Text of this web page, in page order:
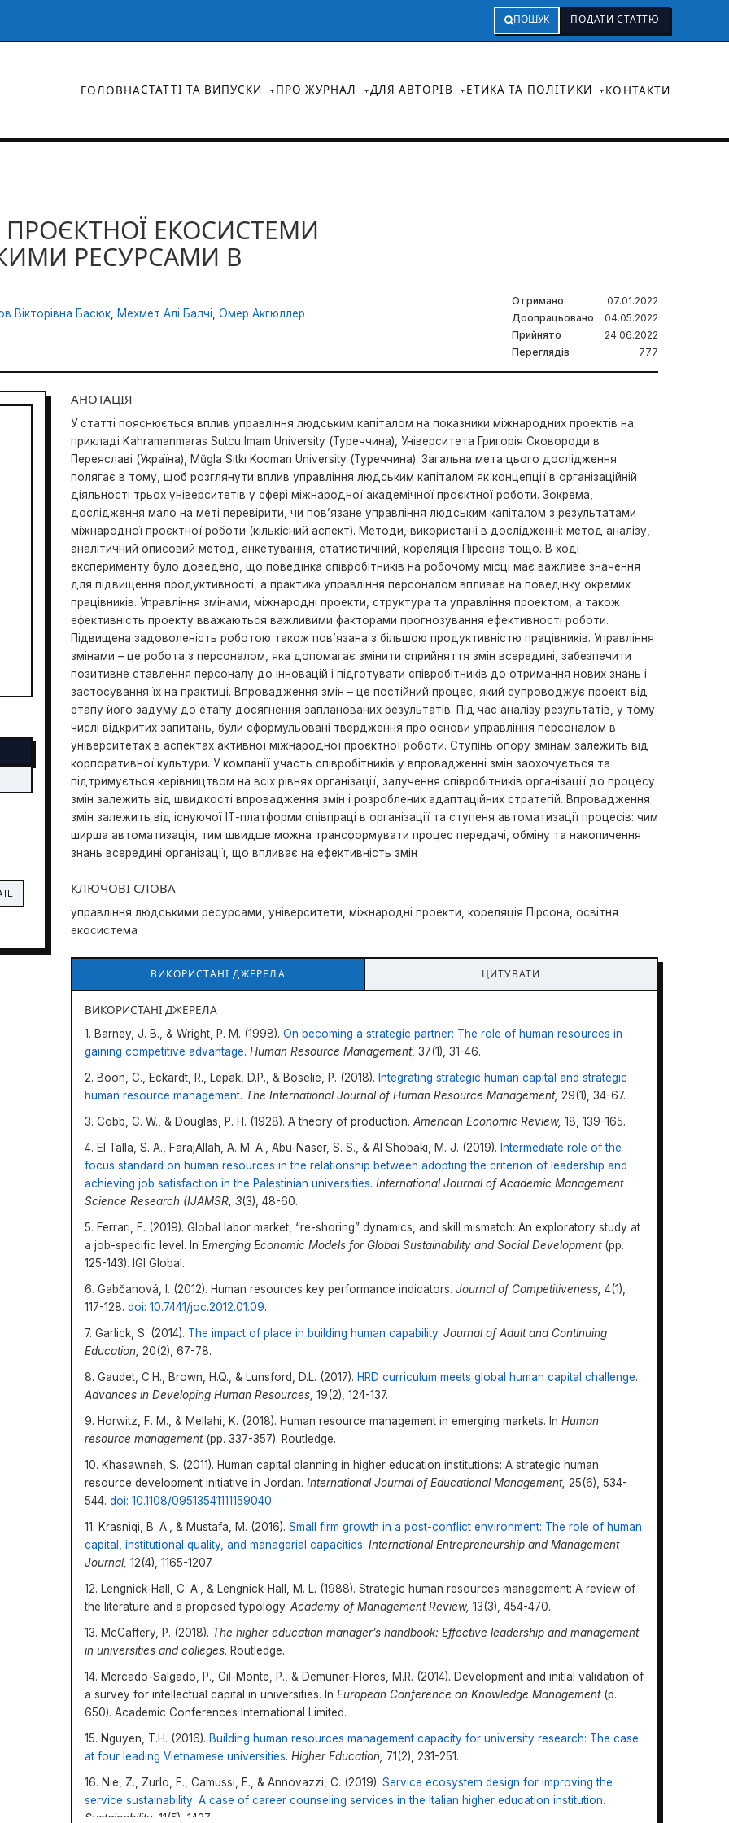
ПОШУК ПОДАТИ СТАТТЮ
ГОЛОВНАСТАТТІ ТА ВИПУСКИ ПРО ЖУРНАЛ ДЛЯ АВТОРІВ ЕТИКА ТА ПОЛІТИКИ КОНТАКТИ
ЕКОСИСТЕМИ
РЕСУРСАМИ В
Вікторівна Басюк Мехмет Алі Балчі Омер Акгюллер
Отримано
07.01.2022
Доопрацьовано
04.05.2022
Прийнято
24.06.2022
Переглядів
777
АНОТАЦІЯ
У статті пояснюється вплив управління людським капіталом на показники міжнародних проектів на
прикладі Kahramanmaras Sutcu Imam University (Туреччина), Університета Григорія Сковороди в
Переяславі (Україна), Mŭgla Sıtkı Kocman University (Туреччина). Загальна мета цього дослідження
полягає в тому, щоб розглянути вплив управління людським капіталом як концепції в організаційній
діяльності трьох університетів у сфері міжнародної академічної проєктної роботи. Зокрема,
дослідження мало на меті перевірити, чи пов’язане управління людським капіталом з результатами
міжнародної проєктної роботи (кількісний аспект). Методи, використані в дослідженні: метод аналізу,
аналітичний описовий метод, анкетування, статистичний, кореляція Пірсона тощо. В ході
експерименту було доведено, що поведінка співробітників на робочому місці має важливе значення
для підвищення продуктивності, а практика управління персоналом впливає на поведінку окремих
працівників. Управління змінами, міжнародні проекти, структура та управління проектом, а також
ефективність проекту вважаються важливими факторами прогнозування ефективності роботи.
Підвищена задоволеність роботою також пов’язана з більшою продуктивністю працівників. Управління
змінами – це робота з персоналом, яка допомагає змінити сприйняття змін всередині, забезпечити
позитивне ставлення персоналу до інновацій і підготувати співробітників до отримання нових знань і
застосування їх на практиці. Впровадження змін – це постійний процес, який супроводжує проект від
етапу його задуму до етапу досягнення запланованих результатів. Під час аналізу результатів, у тому
числі відкритих запитань, були сформульовані твердження про основи управління персоналом в
університетах в аспектах активної міжнародної проєктної роботи. Ступінь опору змінам залежить від
корпоративної культури. У компанії участь співробітників у впровадженні змін заохочується та
підтримується керівництвом на всіх рівнях організації, залучення співробітників організації до процесу
змін залежить від швидкості впровадження змін і розроблених адаптаційних стратегій. Впровадження
змін залежить від існуючої ІТ-платформи співпраці в організації та ступеня автоматизації процесів: чим
ширша автоматизація, тим швидше можна трансформувати процес передачі, обміну та накопичення
знань всередині організації, що впливає на ефективність змін
КЛЮЧОВІ СЛОВА
управління людськими ресурсами, університети, міжнародні проекти, кореляція Пірсона, освітня
екосистема
ВИКОРИСТАНІ ДЖЕРЕЛА ЦИТУВАТИ
ВИКОРИСТАНІ ДЖЕРЕЛА
1. Barney, J. B., & Wright, P. M. (1998). On becoming a strategic partner: The role of human resources in
gaining competitive advantage. Human Resource Management, 37(1), 31-46.
2. Boon, C., Eckardt, R., Lepak, D.P., & Boselie, P. (2018). Integrating strategic human capital and strategic
human resource management. The International Journal of Human Resource Management, 29(1), 34-67.
3. Cobb, C. W., & Douglas, P. H. (1928). A theory of production. American Economic Review, 18, 139-165.
4. El Talla, S. A., FarajAllah, A. M. A., Abu-Naser, S. S., & Al Shobaki, M. J. (2019). Intermediate role of the
focus standard on human resources in the relationship between adopting the criterion of leadership and
achieving job satisfaction in the Palestinian universities. International Journal of Academic Management
Science Research (IJAMSR, 3(3), 48-60.
5. Ferrari, F. (2019). Global labor market, “re-shoring” dynamics, and skill mismatch: An exploratory study at
a job-specific level. In Emerging Economic Models for Global Sustainability and Social Development(pp.
125-143). IGI Global.
6. Gabčanová, I. (2012). Human resources key performance indicators. Journal of Competitiveness 4(1),
117-128. doi: 10.7441/joc.2012.01.09.
7. Garlick, S. (2014). The impact of place in building human capability. Journal of Adult and Continuing
Education, 20(2), 67-78.
8. Gaudet, C.H., Brown, H.Q., & Lunsford, D.L. (2017). HRD curriculum meets global human capital challenge.
Advances in Developing Human Resources, 19(2), 124-137.
9. Horwitz, F. M., & Mellahi, K. (2018). Human resource management in emerging markets. In Human
resource management(pp. 337-357). Routledge.
10. Khasawneh, S. (2011). Human capital planning in higher education institutions: A strategic human
resource development initiative in Jordan. International Journal of Educational Management, 25(6), 534-
544. doi: 10.1108/09513541111159040.
11. Krasniqi, B. A., & Mustafa, M. (2016). Small firm growth in a post-conflict environment: The role of human
capital, institutional quality, and managerial capacities. International Entrepreneurship and Management
Journal, 12(4), 1165-1207.
12. Lengnick-Hall, C. A., & Lengnick-Hall, M. L. (1988). Strategic human resources management: A review of
the literature and a proposed typology. Academy of Management Review, 13(3), 454-470.
13. McCaffery, P. (2018). The higher education manager’s handbook: Effective leadership and management
in universities and colleges. Routledge.
14. Mercado-Salgado, P., Gil-Monte, P., & Demuner-Flores, M.R. (2014). Development and initial validation of
a survey for intellectual capital in universities. In European Conference on Knowledge Management(p.
650). Academic Conferences International Limited.
15. Nguyen, T.H. (2016). Building human resources management capacity for university research: The case
at four leading Vietnamese universities. Higher Education, 71(2), 231-251.
16. Nie, Z., Zurlo, F., Camussi, E., & Annovazzi, C. (2019). Service ecosystem design for improving the
service sustainability: A case of career counseling services in the Italian higher education institution.
Sustainability, 11(5), 1427.